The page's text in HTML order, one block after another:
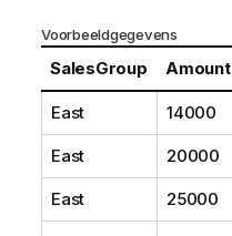
Voorbeeldgegevens
SalesGroup Amount
East 14000
East 20000
East 25000